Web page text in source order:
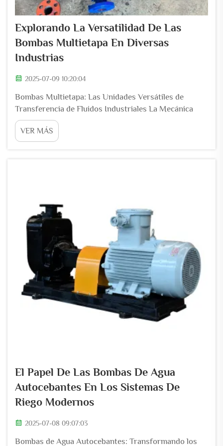
Explorando La Versatilidad De Las
Bombas Multietapa En Diversas
Industrias
2025-07-09 10:20:04
Bombas Multietapa: Las Unidades Versátiles de
Transferencia de Fluidos Industriales La Mecánica
Fundamental y la Importancia de las Bombas
Multietapa Las bombas multietapa se destacan como
elementos esenciales en numerosas industrias,
VER MÁS
El Papel De Las Bombas De Agua
Autocebantes En Los Sistemas De
Riego Modernos
2025-07-08 09:07:03
Bombas de Agua Autocebantes: Transformando los